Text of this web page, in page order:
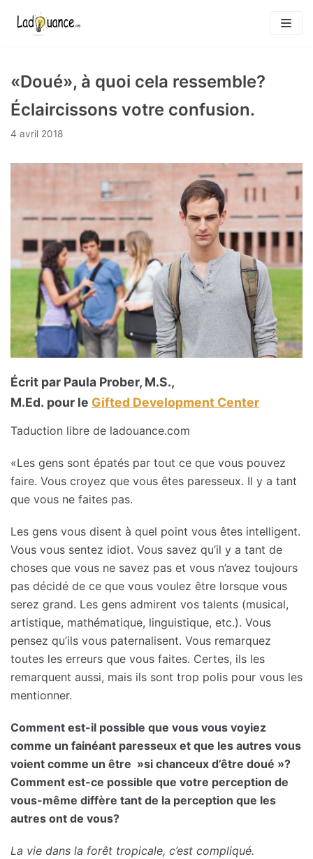
Aller
«Doué», à quoi cela ressemble?
Éclaircissons votre confusion.
4 avril 2018
Écrit par Paula Prober, M.S.,
M.Ed. pour le Gifted Development Center
Taduction libre de ladouance.com
«Les gens sont épatés par tout ce que vous pouvez
faire. Vous croyez que vous êtes paresseux. Il y a tant
que vous ne faites pas.
Les gens vous disent à quel point vous êtes intelligent.
Vous vous sentez idiot. Vous savez qu’il y a tant de
choses que vous ne savez pas et vous n’avez toujours
pas décidé de ce que vous voulez être lorsque vous
serez grand. Les gens admirent vos talents (musical,
artistique, mathématique, linguistique, etc.). Vous
pensez qu’ils vous paternalisent. Vous remarquez
toutes les erreurs que vous faites. Certes, ils les
remarquent aussi, mais ils sont trop polis pour vous les
mentionner.
Comment est-il possible que vous vous voyiez
comme un fainéant paresseux et que les autres vous
voient comme un être »si chanceux d’être doué »?
Comment est-ce possible que votre perception de
vous-même diffère tant de la perception que les
autres ont de vous?
La vie dans la forêt tropicale, c’est compliqué.